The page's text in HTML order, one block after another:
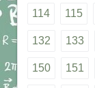
114 115
132 133
150 151